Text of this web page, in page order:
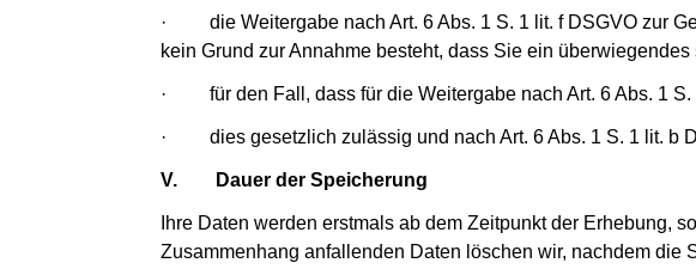
· die Weitergabe nach Art. 6 Abs. 1 S. 1 lit. f DSGVO zur
kein Grund zur Annahme besteht, dass Sie ein
· für den Fall, dass für die Weitergabe nach Art. 6 Abs. 1 S.
· dies gesetzlich zulässig und nach Art. 6 Abs. 1 S. 1 lit. b
V. Dauer der Speicherung
Ihre Daten werden erstmals ab dem Zeitpunkt der Erhebung,
Zusammenhang anfallenden Daten löschen wir, nachdem die